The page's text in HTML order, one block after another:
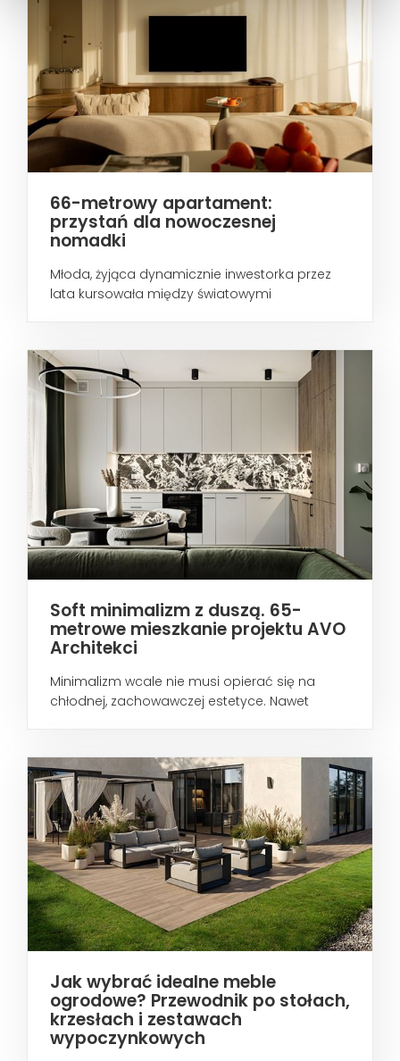
66-metrowy apartament:
przystań dla nowoczesnej
nomadki
Młoda, żyjąca dynamicznie inwestorka przez
lata kursowała między światowymi
Soft minimalizm z duszą. 65-
metrowe mieszkanie projektu AVO
Architekci
Minimalizm wcale nie musi opierać się na
chłodnej, zachowawczej estetyce. Nawet
Jak wybrać idealne meble
ogrodowe? Przewodnik po stołach,
krzesłach i zestawach
wypoczynkowych